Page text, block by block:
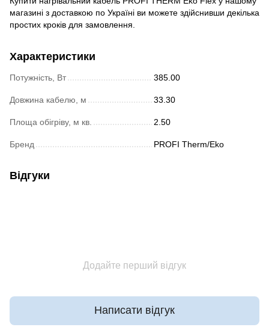
магазині з доставкою по Україні ви можете здійснивши декілька
простих кроків для замовлення.
Характеристики
Потужність, Вт 385.00
Довжина кабелю, м 33.30
Площа обігріву, м кв. 2.50
Бренд PROFI Therm/Eko
Відгуки
Додайте перший відгук
Написати відгук